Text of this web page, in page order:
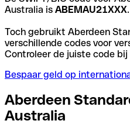
Australia is ABEMAU21XXX.
Toch gebruikt Aberdeen
verschillende codes voor
Controleer de juiste code
Bespaar geld op
Aberdeen
Australia